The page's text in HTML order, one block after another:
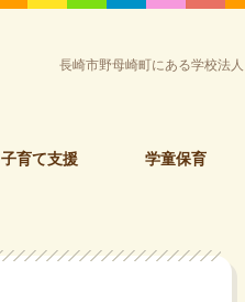
長崎市野母崎町にある学校法
子育て支援 学童保育